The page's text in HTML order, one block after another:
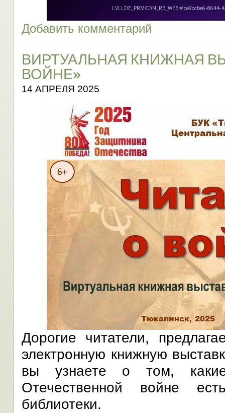
Добавить комментарий
ВИРТУАЛЬНАЯ КНИЖНАЯ
ВОЙНЕ»
14 АПРЕЛЯ 2025
Дорогие читатели,
электронную книжную
вы узнаете о том,
Отечественной войне
библиотеки.